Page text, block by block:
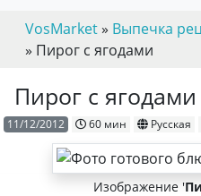
VosMarket» Выпечка
» Пирог с ягодами
Пирог с ягодами
11/12/2012 60 мин Русская
Изображение '